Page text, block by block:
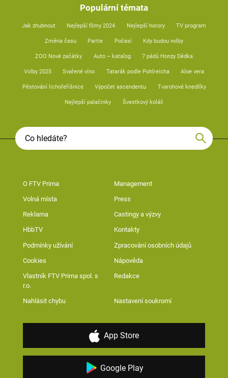
Populární témata
Jak zhubnout Nejlepší filmy 2024 Nejlepší horory TV program
Změna času Partie Počasí Kdy budou volby
ZOO Nové začátky Auto – katalog 7 pádů Honzy Dědka
Volby 2025 Svařené víno Tatarák podle Pohlreicha Aloe vera
Pěstování lichořeřišnice Výpočet ascendentu Tvarohové knedlíky
Nejlepší palačinky Švestkový koláč
O FTV Prima Management
Volná místa Press
Reklama Castingy a výzvy
HbbTV Kontakty
Podmínky užívání Zpracování osobních údajů
Cookies Nápověda
Vlastník FTV Prima spol. s
r.o.
Redakce
Nahlásit chybu Nastavení soukromí
App Store
Google Play